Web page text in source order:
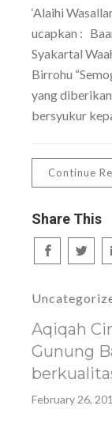
‘Alaihi
ucapkan :
Syakartal
Birrohu
yang
bersyukur
Continue
Share This
Aqiqah
Gunung
February 26,